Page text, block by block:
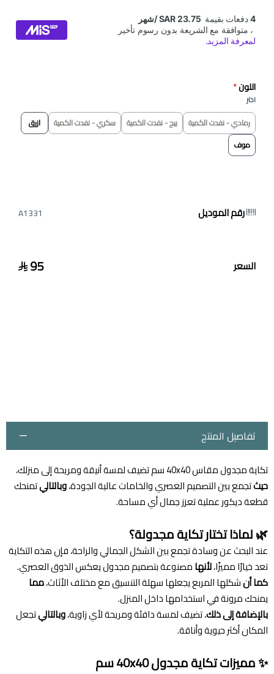
اللون*
اختر
رمادي - نفدت الكمية بيج - نفدت الكمية سكري - نفدت الكمية
ازرق
موف
رقم الموديل A1331
السعر 95
تفاصيل المنتج
تكاية مجدول مقاس 40x40 سم تضيف لمسة أنيقة ومريحة إلى منزلك،
حيثتجمع بين التصميم العصري والخامات عالية الجودة،وبالتاليتمنحك
قطعة ديكور عملية تعزز جمال أي مساحة.
🌿 لماذا تختار تكاية مجدولة؟
عند البحث عن وسادة تجمع بين الشكل الجمالي والراحة، فإن هذه التكاية
تعد خيارًا مميزًا،لأنهامصنوعة بتصميم مجدول يعكس الذوق العصري.
كما أنشكلها المربع يجعلها سهلة التنسيق مع مختلف الأثاث،مما
يمنحك مرونة في استخدامها داخل المنزل.
بالإضافة إلى ذلك، تضيف لمسة دافئة ومريحة لأي زاوية،وبالتاليتجعل
المكان أكثر حيوية وأناقة.
✨ مميزات تكاية مجدول 40x40 سم